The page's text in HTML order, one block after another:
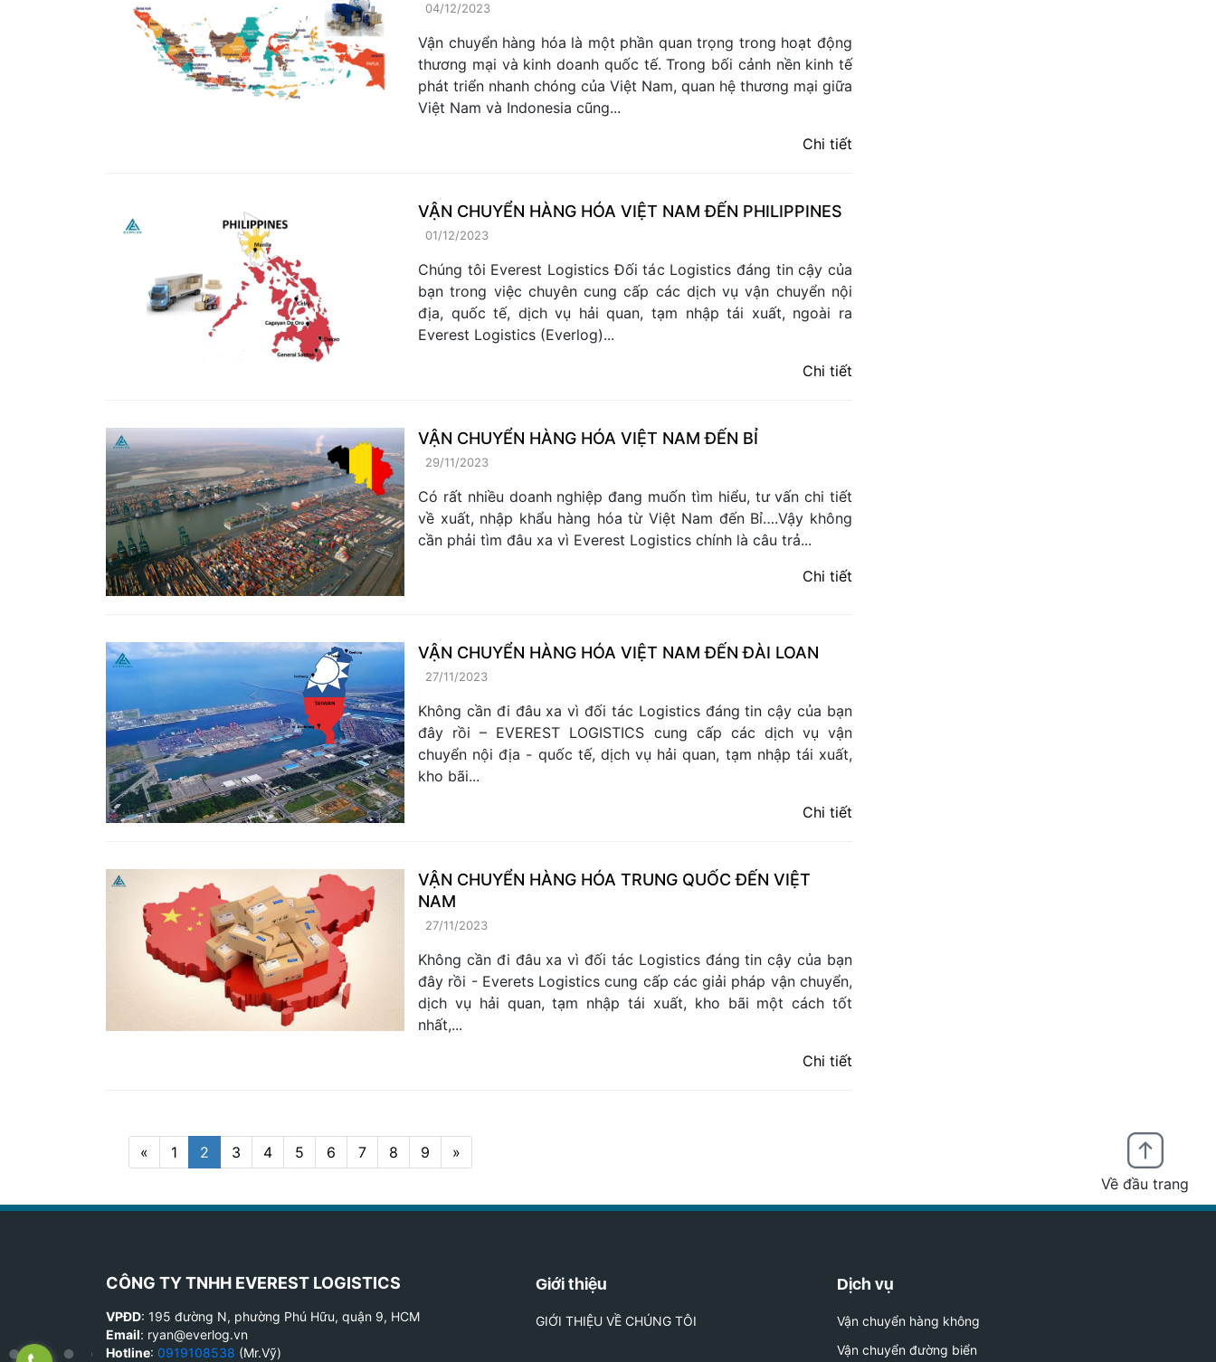
04/12/2023
Vận chuyển hàng hóa là một phần quan trọng trong hoạt động
thương mại và kinh doanh quốc tế. Trong bối cảnh nền kinh tế
phát triển nhanh chóng của Việt Nam, quan hệ thương mại giữa
Việt Nam và Indonesia cũng...
Chi tiết
VẬN CHUYỂN HÀNG HÓA VIỆT NAM ĐẾN PHILIPPINES
01/12/2023
Chúng tôi Everest Logistics Đối tác Logistics đáng tin cậy của
bạn trong việc chuyên cung cấp các dịch vụ vận chuyển nội
địa, quốc tế, dịch vụ hải quan, tạm nhập tái xuất, ngoài ra
Everest Logistics (Everlog)...
Chi tiết
VẬN CHUYỂN HÀNG HÓA VIỆT NAM ĐẾN BỈ
29/11/2023
Có rất nhiều doanh nghiệp đang muốn tìm hiểu, tư vấn chi tiết
về xuất, nhập khẩu hàng hóa từ Việt Nam đến Bỉ….Vậy không
cần phải tìm đâu xa vì Everest Logistics chính là câu trả...
Chi tiết
VẬN CHUYỂN HÀNG HÓA VIỆT NAM ĐẾN ĐÀI LOAN
27/11/2023
Không cần đi đâu xa vì đối tác Logistics đáng tin cậy của bạn
đây rồi – EVEREST LOGISTICS cung cấp các dịch vụ vận
chuyển nội địa - quốc tế, dịch vụ hải quan, tạm nhập tái xuất,
kho bãi...
Chi tiết
VẬN CHUYỂN HÀNG HÓA TRUNG QUỐC ĐẾN VIỆT
NAM
27/11/2023
Không cần đi đâu xa vì đối tác Logistics đáng tin cậy của bạn
đây rồi - Everets Logistics cung cấp các giải pháp vận chuyển,
dịch vụ hải quan, tạm nhập tái xuất, kho bãi một cách tốt
nhất,...
Chi tiết
« 1 2 3 4 5 6 7 8 9 »
CÔNG TY TNHH EVEREST LOGISTICS
VPĐD: 195 đường N, phường Phú Hữu, quận 9, HCM
Email: ryan@everlog.vn
Hotline: 0919108538 (Mr.Vỹ)
Giới thiệu
GIỚI THIỆU VỀ CHÚNG TÔI
Dịch vụ
Vận chuyển hàng không
Vận chuyển đường biển
Về đầu trang